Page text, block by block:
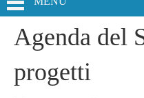
Agenda
progetti